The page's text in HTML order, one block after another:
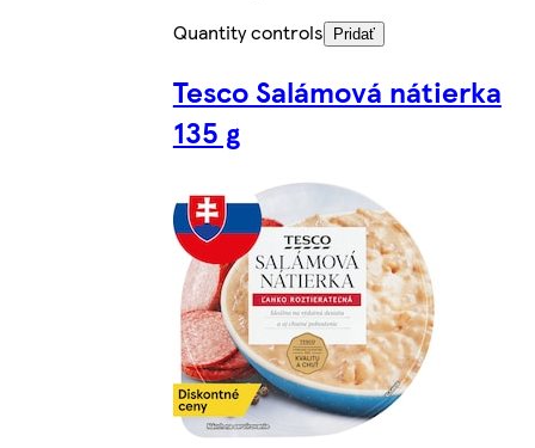
Quantity controls
Pridať
Tesco Salámová nátierka
135 g